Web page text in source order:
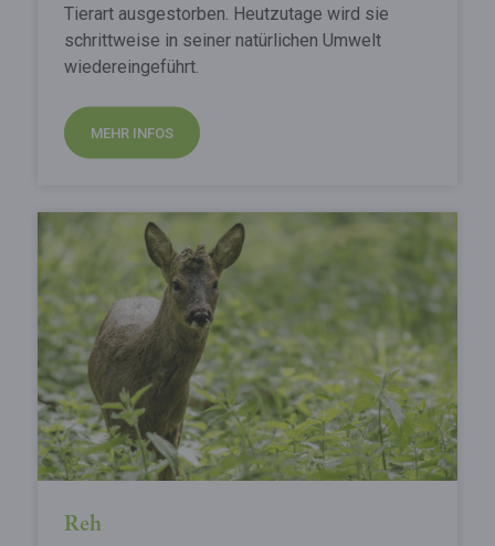
Tierart ausgestorben. Heutzutage wird sie
schrittweise in seiner natürlichen Umwelt
wiedereingeführt.
MEHR INFOS
Reh